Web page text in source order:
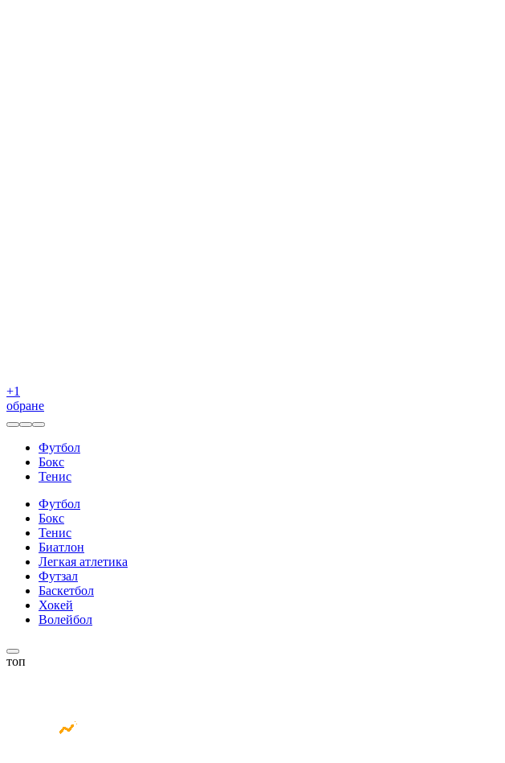
+1
обране
Футбол
Бокс
Тенис
Футбол
Бокс
Тенис
Биатлон
Легкая атлетика
Футзал
Баскетбол
Хокей
Волейбол
топ